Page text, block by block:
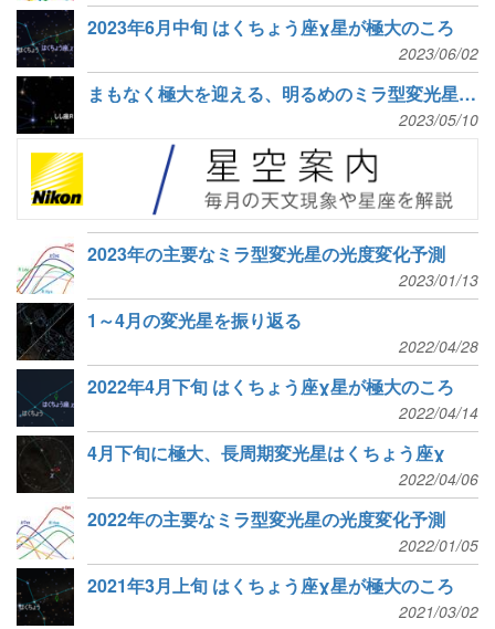
2023年6月中旬 はくちょう座χ星が極大のころ
2023/06/02
まもなく極大を迎える、明るめのミラ型変光星たち
2023/05/10
2023年の主要なミラ型変光星の光度変化予測
2023/01/13
1～4月の変光星を振り返る
2022/04/28
2022年4月下旬 はくちょう座χ星が極大のころ
2022/04/14
4月下旬に極大、長周期変光星はくちょう座χ
2022/04/06
2022年の主要なミラ型変光星の光度変化予測
2022/01/05
2021年3月上旬 はくちょう座χ星が極大のころ
2021/03/02